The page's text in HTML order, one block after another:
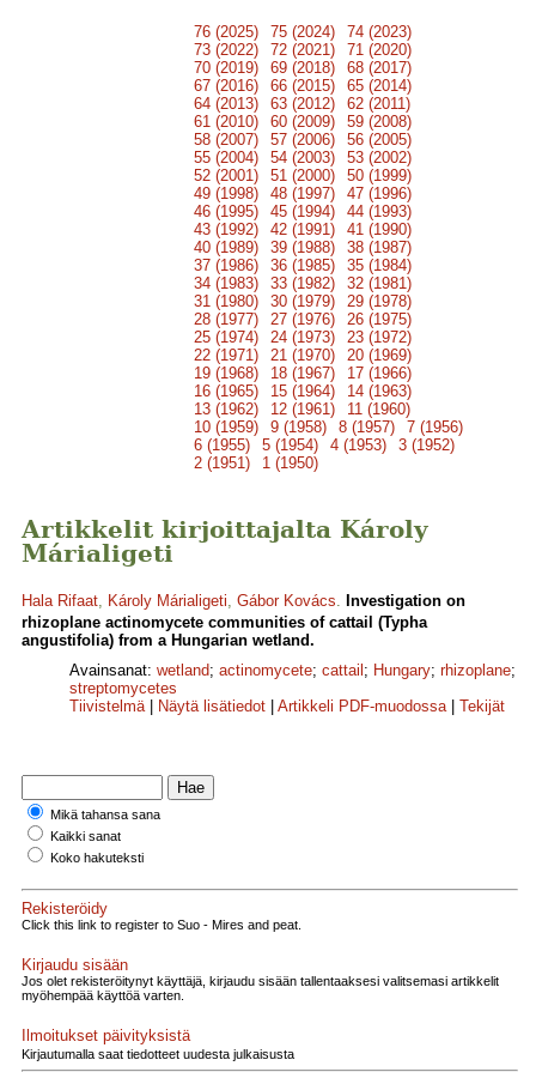
76 (2025) 75 (2024)
74 (2023)
73 (2022)
72 (2021)
71 (2020)
70 (2019)
69 (2018)
68 (2017)
67 (2016)
66 (2015)
65 (2014)
64 (2013)
63 (2012)
62 (2011)
61 (2010)
60 (2009)
59 (2008)
58 (2007)
57 (2006)
56 (2005)
55 (2004)
54 (2003)
53 (2002)
52 (2001)
51 (2000)
50 (1999)
49 (1998)
48 (1997)
47 (1996)
46 (1995)
45 (1994)
44 (1993)
43 (1992)
42 (1991)
41 (1990)
40 (1989)
39 (1988)
38 (1987)
37 (1986)
36 (1985)
35 (1984)
34 (1983)
33 (1982)
32 (1981)
31 (1980)
30 (1979)
29 (1978)
28 (1977)
27 (1976)
26 (1975)
25 (1974)
24 (1973)
23 (1972)
22 (1971)
21 (1970)
20 (1969)
19 (1968)
18 (1967)
17 (1966)
16 (1965)
15 (1964)
14 (1963)
13 (1962)
12 (1961)
11 (1960)
10 (1959)
9 (1958) 8 (1957)
7 (1956)
6 (1955)
5 (1954) 4 (1953)
3 (1952)
2 (1951)
1 (1950)
Artikkelit kirjoittajalta Károly
Márialigeti
Hala Rifaat, Károly Márialigeti, Gábor Kovács. Investigation on
rhizoplane actinomycete communities of cattail (Typha
angustifolia) from a Hungarian wetland.
Avainsanat: wetland; actinomycete; cattail ; Hungary; rhizoplane;
streptomycetes
Tiivistelmä| Näytä lisätiedot Artikkeli PDF-muodossa| Tekijät
Mikä tahansa sana
Kaikki sanat
Koko hakuteksti
Rekisteröidy
Click this link to register to Suo - Mires and peat.
Kirjaudu sisään
Jos olet rekisteröitynyt käyttäjä, kirjaudu sisään tallentaaksesi valitsemasi artikkelit
myöhempää käyttöä varten.
Ilmoitukset päivityksistä
Kirjautumalla saat tiedotteet uudesta julkaisusta